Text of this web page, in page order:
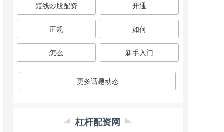
短线炒股配资 开通
正规 如何
怎么 新手入门
更多话题动态
杠杆配资网